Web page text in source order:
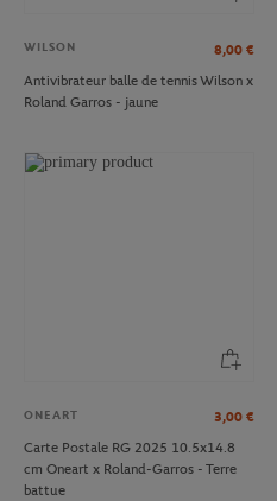
WILSON 8,00 €
Antivibrateur balle de tennis Wilson x
Roland Garros - jaune
ONEART 3,00 €
Carte Postale RG 2025 10.5x14.8
cm Oneart x Roland-Garros - Terre
battue